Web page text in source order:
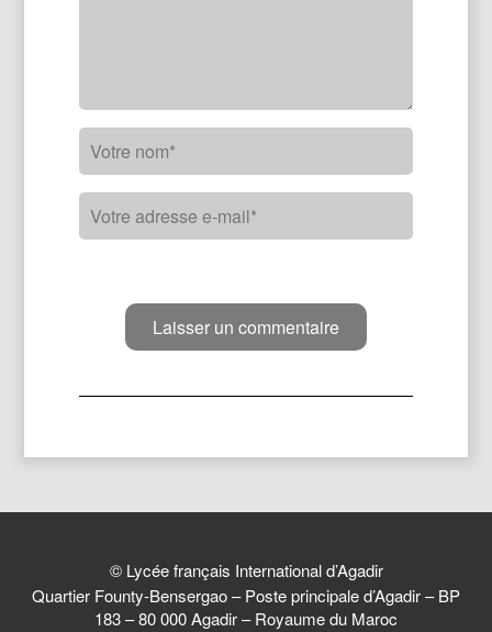
© Lycée français International d’Agadir
Quartier Founty-Bensergao – Poste principale d’Agadir – BP
183 – 80 000 Agadir – Royaume du Maroc